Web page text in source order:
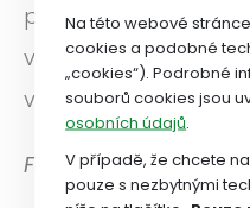
připravený a vše na
všem, kteří se na
velké poděkování.
Foto autorka
Na této webové
cookies a podobné
„cookies“). Podrobné
souborů cookies jsou
osobních údajů.
V případě, že chcete
pouze s nezbytnými